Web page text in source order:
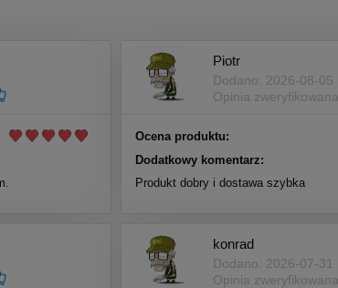
Piotr
Dodano: 2026-08-05
Opinia zweryfikowana
Ocena produktu:
Dodatkowy komentarz:
Produkt dobry i dostawa szybka
konrad
Dodano: 2026-07-31
Opinia zweryfikowana